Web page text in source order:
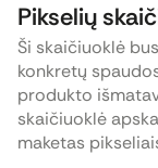
Pikselių
Ši skaičiuoklė
konkretų
produkto
skaičiuoklė
maketas